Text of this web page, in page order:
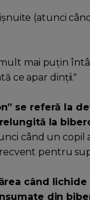
(atunci
mai puțin
ce apar dinții."
se referă la
la
când un
pentru
când
din